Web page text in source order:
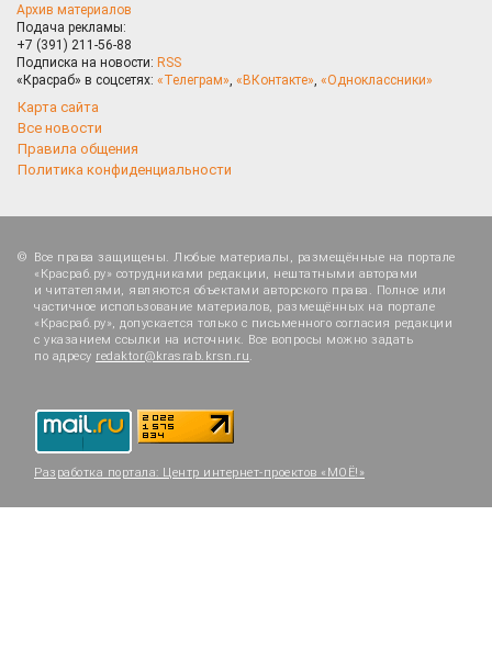
Архив материалов
Подача рекламы:
+7 (391) 211-56-88
Подписка на новости: RSS
«Красраб» в соцсетях: «Телеграм», «ВКонтакте», «Одноклассники»
Карта сайта
Все новости
Правила общения
Политика конфиденциальности
Все права защищены. Любые материалы, размещённые на портале
«Красраб.ру» сотрудниками редакции, нештатными авторами
и читателями, являются объектами авторского права. Полное или
частичное использование материалов, размещённых на портале
«Красраб.ру», допускается только с письменного согласия редакции
с указанием ссылки на источник. Все вопросы можно задать
по адресу redaktor@krasrab.krsn.ru.
Разработка портала: Центр интернет-проектов «МОЁ!»